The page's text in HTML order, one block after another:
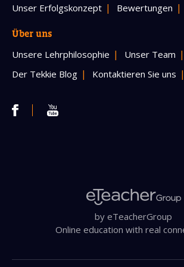
Unser Erfolgskonzept Bewertungen
Über uns
Unsere Lehrphilosophie
Unser Team
Der Tekkie Blog
Kontaktieren Sie uns
by eTeacherGroup
Online education with real